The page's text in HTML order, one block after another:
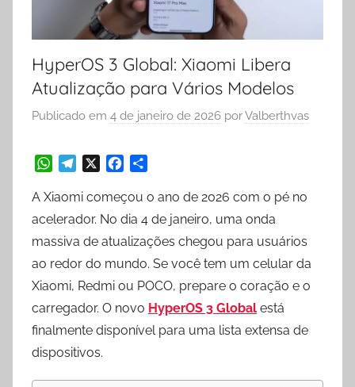
HyperOS 3 Global: Xiaomi Libera
Atualização para Vários Modelos
Publicado em 4 de janeiro de 2026 porValberthvas
h
a
s
A
p
p
e
l
e
g
r
a
m
a
c
e
b
o
o
k
h
a
r
e
A Xiaomi começou o ano de 2026 com o pé no
acelerador. No dia 4 de janeiro, uma onda
massiva de atualizações chegou para usuários
ao redor do mundo. Se você tem um celular da
Xiaomi, Redmi ou POCO, prepare o coração e o
carregador. O novo HyperOS 3 Global está
finalmente disponível para uma lista extensa de
dispositivos.